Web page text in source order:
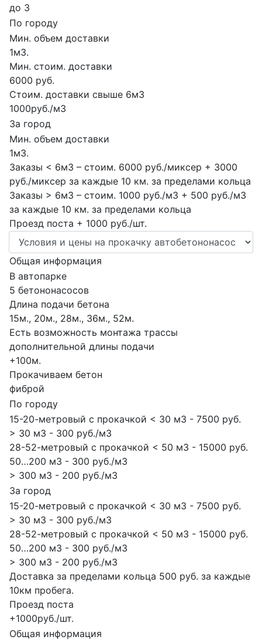
до 3
По городу
Мин. объем доставки
1м3.
Мин. стоим. доставки
6000 руб.
Стоим. доставки свыше 6м3
1000руб./м3
За город
Мин. объем доставки
1м3.
Заказы < 6м3 – стоим. 6000 руб./миксер + 3000
руб./миксер за каждые 10 км. за пределами кольца
Заказы > 6м3 – стоим. 1000 руб./м3 + 500 руб./м3
за каждые 10 км. за пределами кольца
Проезд поста + 1000 руб./шт.
Общая информация
В автопарке
5 бетононасосов
Длина подачи бетона
15м., 20м., 28м., 36м., 52м.
Есть возможность монтажа трассы
дополнительной длины подачи
+100м.
Прокачиваем бетон
фиброй
По городу
15-20-метровый с прокачкой < 30 м3 - 7500 руб.
> 30 м3 - 300 руб./м3
28-52-метровый с прокачкой < 50 м3 - 15000 руб.
50…200 м3 - 300 руб./м3
> 300 м3 - 200 руб./м3
За город
15-20-метровый с прокачкой < 30 м3 - 7500 руб.
> 30 м3 - 300 руб./м3
28-52-метровый с прокачкой < 50 м3 - 15000 руб.
50…200 м3 - 300 руб./м3
> 300 м3 - 200 руб./м3
Доставка за пределами кольца 500 руб. за каждые
10км пробега.
Проезд поста
+1000руб./шт.
Общая информация